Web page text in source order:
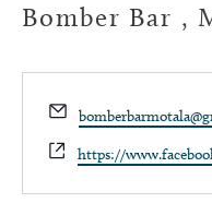
Bomber Bar ,
Email
Website
https://